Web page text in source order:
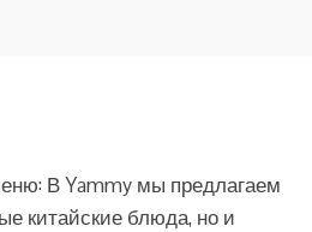
В Yammy мы предлагаем
китайские блюда, но и